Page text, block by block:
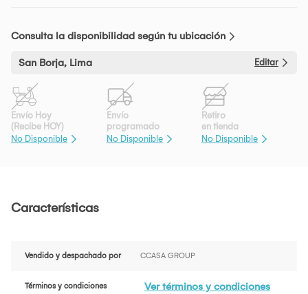
Consulta la disponibilidad según tu ubicación
San Borja, Lima Editar
Envío Hoy
(Recibe HOY)
No Disponible
Envío
programado
No Disponible
Retiro
en tienda
No Disponible
Características
Vendido y despachado por CCASA GROUP
Términos y condiciones Ver términos y condiciones